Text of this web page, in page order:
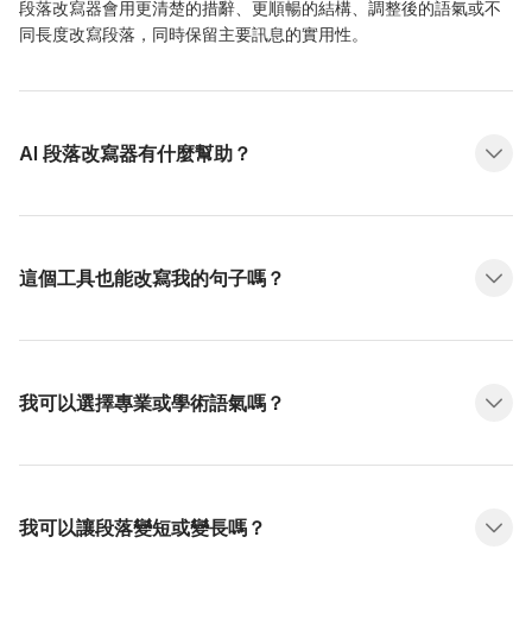
段落改寫器會用更清楚的措辭、更順暢的結構、調整後的語氣或不
同長度改寫段落，同時保留主要訊息的實用性。
AI 段落改寫器有什麼幫助？
這個工具也能改寫我的句子嗎？
我可以選擇專業或學術語氣嗎？
我可以讓段落變短或變長嗎？